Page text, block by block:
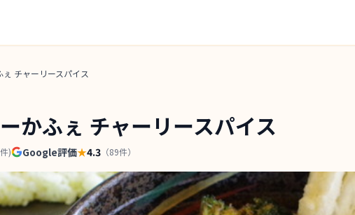
チャーリースパイス
かふぇ チャーリースパイス
件) Google評価★4.3 （89件）